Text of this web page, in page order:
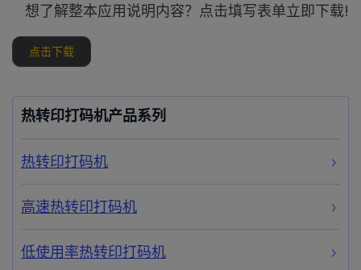
想了解整本应用说明内容？点击填写表单立即下载!
点击下载
热转印打码机产品系列
热转印打码机
高速热转印打码机
低使用率热转印打码机